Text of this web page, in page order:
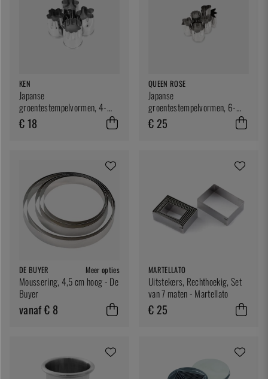
KEN
Japanse
groentestempelvormen, 4-
pack, groot - Ken
€ 18
QUEEN ROSE
Japanse
groentestempelvormen, 6-
pack, klein - Queen Rose
€ 25
DE BUYER Meer opties
Moussering, 4,5 cm hoog - De
Buyer
vanaf € 8
MARTELLATO
Uitstekers, Rechthoekig, Set
van 7 maten - Martellato
€ 25